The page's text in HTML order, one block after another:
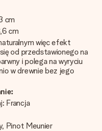
cm
cm
więc efekt
od przedstawionego na
i polega na wyryciu
w drewnie bez jego
Francja
Pinot Meunier